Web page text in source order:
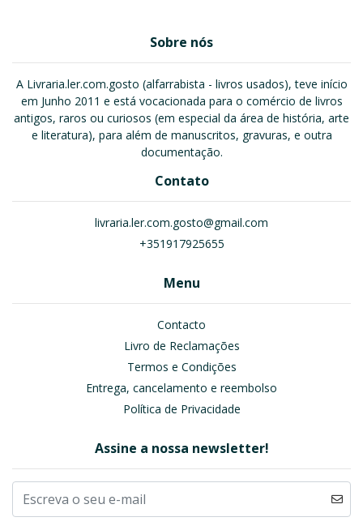
Sobre nós
A Livraria.ler.com.gosto (alfarrabista - livros usados), teve início
em Junho 2011 e está vocacionada para o comércio de livros
antigos, raros ou curiosos (em especial da área de história, arte
e literatura), para além de manuscritos, gravuras, e outra
documentação.
Contato
livraria.ler.com.gosto@gmail.com
+351917925655
Menu
Contacto
Livro de Reclamações
Termos e Condições
Entrega, cancelamento e reembolso
Política de Privacidade
Assine a nossa newsletter!